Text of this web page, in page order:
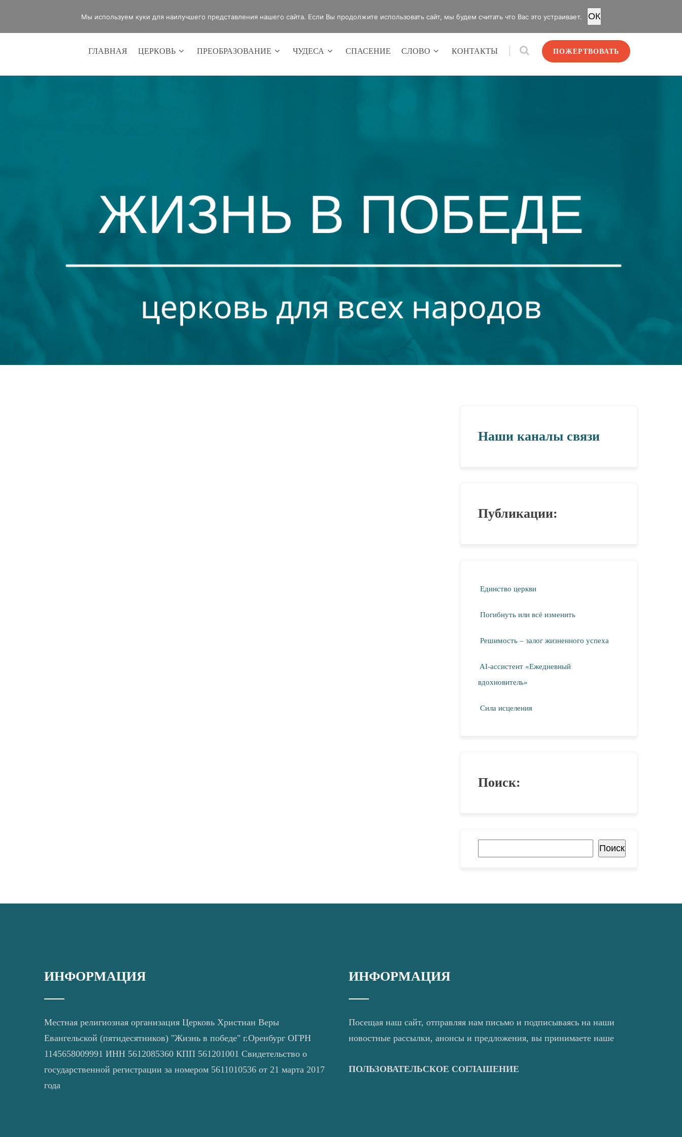
office@lifeinvictory.ru +7 950 189 4420 Россия, г.Оренбург, ул.Мира 32/2
ПОЖЕРТВОВАТЬ
ГЛАВНАЯ ЦЕРКОВЬ ПРЕОБРАЗОВАНИЕ ЧУДЕСА СПАСЕНИЕ СЛОВО КОНТАКТЫ
Наши каналы связи
Публикации:
Единство церкви
Погибнуть или всё изменить
Решимость – залог жизненного успеха
AI-ассистент «Ежедневный
вдохновитель»
Сила исцеления
Поиск:
Поиск
ИНФОРМАЦИЯ
Местная религиозная организация Церковь Христиан Веры
Евангельской (пятидесятников) "Жизнь в победе" г.Оренбург ОГРН
1145658009991 ИНН 5612085360 КПП 561201001 Свидетельство о
государственной регистрации за номером 5611010536 от 21 марта 2017
года
ИНФОРМАЦИЯ
Посещая наш сайт, отправляя нам письмо и подписываясь на наши
новостные рассылки, анонсы и предложения, вы принимаете наше
ПОЛЬЗОВАТЕЛЬСКОЕ СОГЛАШЕНИЕ
Мы используем куки для наилучшего представления нашего сайта. Если Вы продолжите использовать сайт, мы будем считать что Вас это устраивает. OК